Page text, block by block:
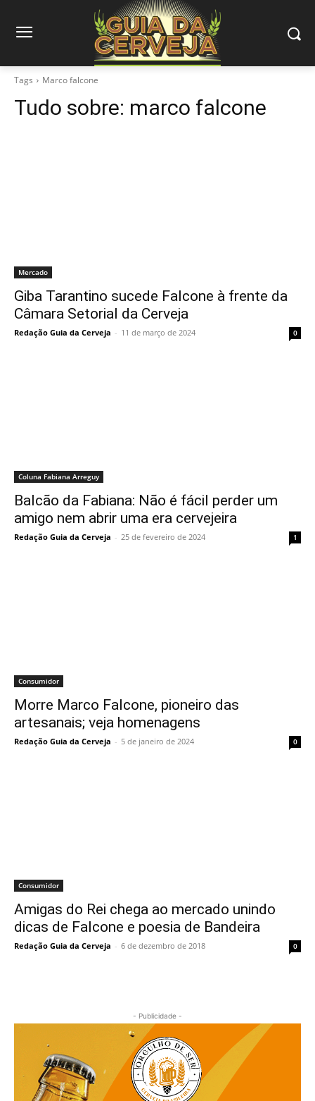
Tags Marco falcone
Tudo sobre: marco falcone
Mercado
Giba Tarantino sucede Falcone à frente da
Câmara Setorial da Cerveja
Redação Guia da Cerveja - 11 de março de 2024 0
Coluna Fabiana Arreguy
Balcão da Fabiana: Não é fácil perder um
amigo nem abrir uma era cervejeira
Redação Guia da Cerveja - 25 de fevereiro de 2024 1
Consumidor
Morre Marco Falcone, pioneiro das
artesanais; veja homenagens
Redação Guia da Cerveja - 5 de janeiro de 2024 0
Consumidor
Amigas do Rei chega ao mercado unindo
dicas de Falcone e poesia de Bandeira
Redação Guia da Cerveja - 6 de dezembro de 2018 0
- Publicidade -